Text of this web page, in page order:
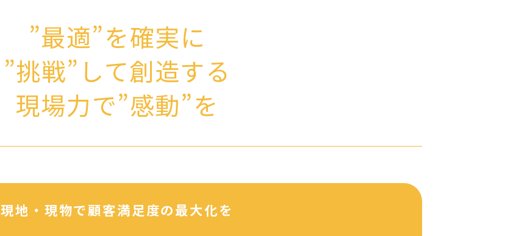
”最適”を確実に
”挑戦”して創造する
現場力で”感動”を
現地・現物で顧客満足度の最大化を